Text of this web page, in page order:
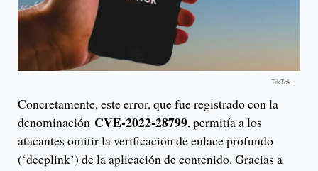
TikTok.
Concretamente, este error, que fue registrado con la
denominación CVE-2022-28799, permitía a los
atacantes omitir la verificación de enlace profundo
(‘deeplink’) de la aplicación de contenido. Gracias a